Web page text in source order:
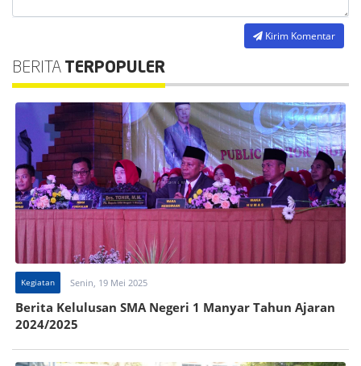
Kirim Komentar
BERITA TERPOPULER
Kegiatan Senin, 19 Mei 2025
Berita Kelulusan SMA Negeri 1 Manyar Tahun Ajaran
2024/2025